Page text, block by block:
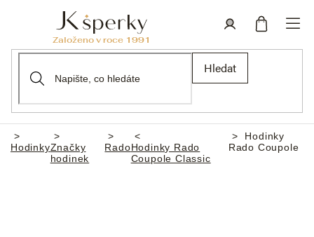
Hledat
Domů
HodinkyZnačky
hodinek
RadoHodinky Rado
Coupole Classic
Hodinky
Rado Coupole